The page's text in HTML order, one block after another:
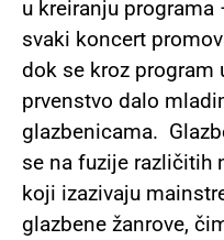
u kreiranju
svaki koncert
dok se kroz program
prvenstvo dalo
glazbenicama.
se na fuzije različitih
koji izazivaju
glazbene žanrove,